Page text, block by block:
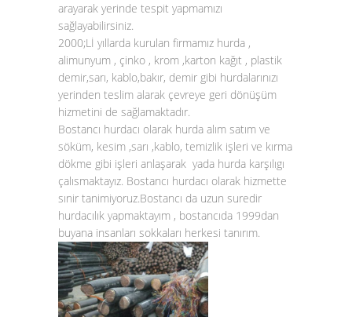
arayarak yerinde tespit yapmamızı
sağlayabilirsiniz.
2000;Lİ yıllarda kurulan firmamız hurda ,
alimunyum , çinko , krom ,karton kağıt , plastik
demir,sarı, kablo,bakır, demir gibi hurdalarınızı
yerinden teslim alarak çevreye geri dönüşüm
hizmetini de sağlamaktadır.
Bostancı hurdacı olarak hurda alım satım ve
söküm, kesim ,sarı ,kablo, temizlik işleri ve kırma
dökme gibi işleri anlaşarak yada hurda karşılıgı
çalısmaktayız. Bostancı hurdacı olarak hizmette
sınir tanimiyoruz.Bostancı da uzun suredir
hurdacılık yapmaktayım , bostancıda 1999dan
buyana insanları sokkaları herkesi tanırım.